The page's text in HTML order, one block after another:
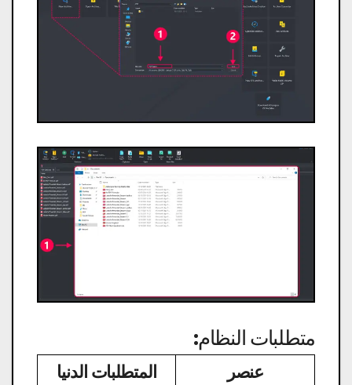
متطلبات النظام:
عنصر المتطلبات الدنيا